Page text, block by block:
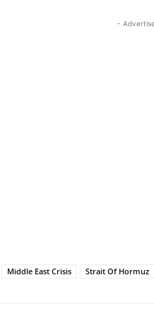
-
Middle East Crisis Strait Of Hormuz